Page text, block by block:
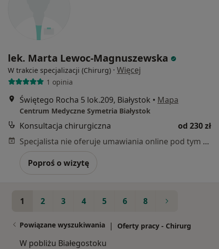
lek. Marta Lewoc-Magnuszewska
W trakcie specjalizacji (Chirurg) · Więcej
1 opinia
Świętego Rocha 5 lok.209, Białystok • Mapa
Centrum Medyczne Symetria Białystok
Konsultacja chirurgiczna
od 230 zł
Specjalista nie oferuje umawiania online pod tym adresem.
Poproś o wizytę
1 2 3 4 5 6 8
Powiązane wyszukiwania | Oferty pracy - Chirurg
W pobliżu Białegostoku